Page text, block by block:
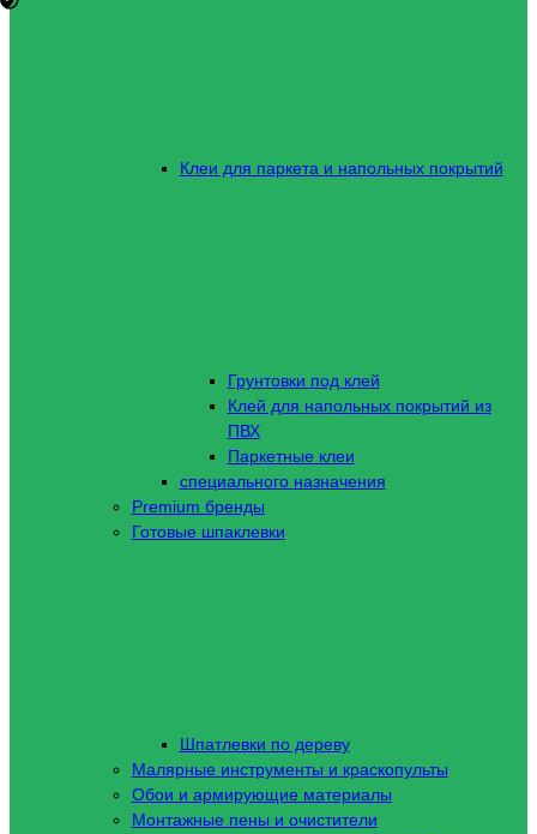
Клеи для паркета и напольных покрытий
Грунтовки под клей
Клей для напольных покрытий из
ПВХ
Паркетные клеи
специального назначения
Premium бренды
Готовые шпаклевки
Шпатлевки по дереву
Малярные инструменты и краскопульты
Обои и армирующие материалы
Монтажные пены и очистители